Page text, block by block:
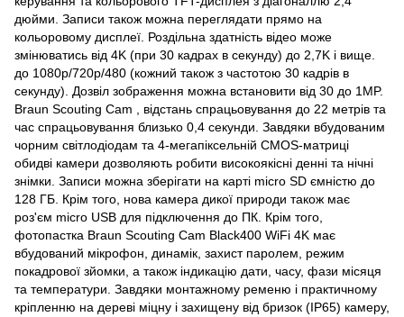
дюйми. Записи також можна переглядати прямо на
кольоровому дисплеї. Роздільна здатність відео може
змінюватись від 4K (при 30 кадрах в секунду) до 2,7K і вище.
до 1080p/720p/480 (кожний також з частотою 30 кадрів в
секунду). Дозвіл зображення можна встановити від 30 до 1MP.
Braun Scouting Cam , відстань спрацьовування до 22 метрів та
час спрацьовування близько 0,4 секунди. Завдяки вбудованим
чорним світлодіодам та 4-мегапіксельній CMOS-матриці
обидві камери дозволяють робити високоякісні денні та нічні
знімки. Записи можна зберігати на карті micro SD ємністю до
128 ГБ. Крім того, нова камера дикої природи також має
роз'єм micro USB для підключення до ПК. Крім того,
фотопастка Braun Scouting Cam Black400 WiFi 4K має
вбудований мікрофон, динамік, захист паролем, режим
покадрової зйомки, а також індикацію дати, часу, фази місяця
та температури. Завдяки монтажному ременю і практичному
кріпленню на дереві міцну і захищену від бризок (IP65) камеру,